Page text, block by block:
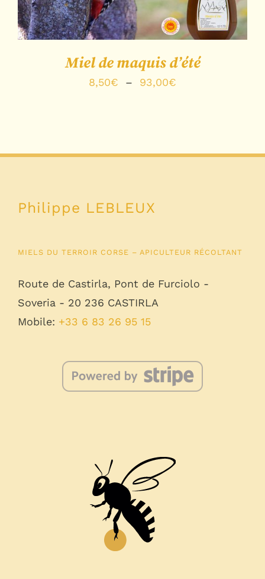
Miel de maquis d’été
8,50€ – 93,00€
à
Philippe LEBLEUX
MIELS DU TERROIR CORSE – APICULTEUR RÉCOLTANT
Route de Castirla, Pont de Furciolo -
Soveria - 20 236 CASTIRLA
Mobile: +33 6 83 26 95 15